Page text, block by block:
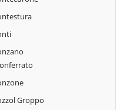
Groppo